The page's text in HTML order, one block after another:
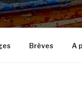
Brèves A